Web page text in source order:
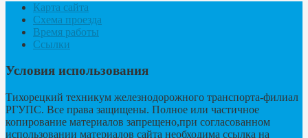
Карта сайта
Схема проезда
Время работы
Ссылки
Условия использования
Тихорецкий техникум железнодорожного транспорта-филиал
РГУПС. Все права защищены. Полное или частичное
копирование материалов запрещено,при согласованном
использовании материалов сайта необходима ссылка на